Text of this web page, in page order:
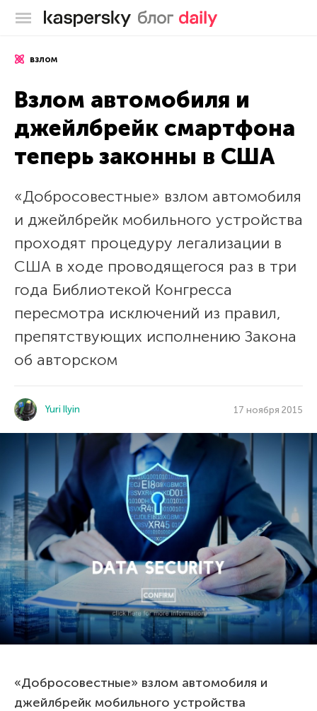
Блог Касперского
взлом
Взлом автомобиля и
джейлбрейк смартфона
теперь законны в США
«Добросовестные» взлом автомобиля
и джейлбрейк мобильного устройства
проходят процедуру легализации в
США в ходе проводящегося раз в три
года Библиотекой Конгресса
пересмотра исключений из правил,
препятствующих исполнению Закона
об авторском
Yuri Ilyin 17 ноября 2015
«Добросовестные» взлом автомобиля и
джейлбрейк мобильного устройства